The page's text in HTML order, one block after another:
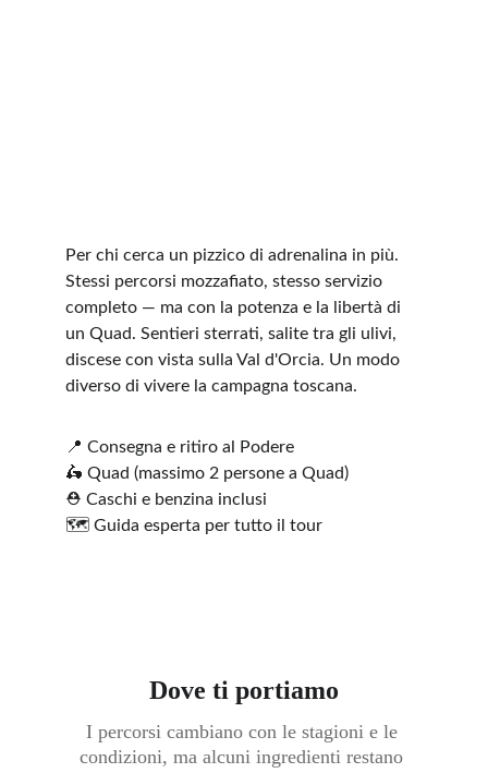
Per chi cerca un pizzico di adrenalina in più.
Stessi percorsi mozzafiato, stesso servizio
completo — ma con la potenza e la libertà di
un Quad. Sentieri sterrati, salite tra gli ulivi,
discese con vista sulla Val d'Orcia. Un modo
diverso di vivere la campagna toscana.
📍 Consegna e ritiro al Podere
🛵 Quad (massimo 2 persone a Quad)
⛑️ Caschi e benzina inclusi
🗺️ Guida esperta per tutto il tour
I percorsi cambiano con le stagioni e le
condizioni, ma alcuni ingredienti restano
Dove ti portiamo